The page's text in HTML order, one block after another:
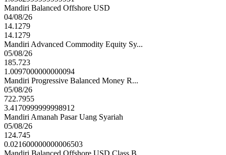
Mandiri Balanced Offshore USD
04/08/26
14.1279
14.1279
Mandiri Advanced Commodity Equity Sy...
05/08/26
185.723
1.0097000000000094
Mandiri Progressive Balanced Money R...
05/08/26
722.7955
3.4170999999998912
Mandiri Amanah Pasar Uang Syariah
05/08/26
124.745
0.021600000000006503